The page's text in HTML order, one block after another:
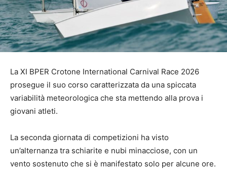
La XI BPER Crotone International Carnival Race 2026
prosegue il suo corso caratterizzata da una spiccata
variabilità meteorologica che sta mettendo alla prova i
giovani atleti.
La seconda giornata di competizioni ha visto
un’alternanza tra schiarite e nubi minacciose, con un
vento sostenuto che si è manifestato solo per alcune ore.